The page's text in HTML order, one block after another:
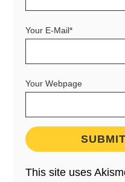
Your E-Mail*
Your Webpage
This site uses